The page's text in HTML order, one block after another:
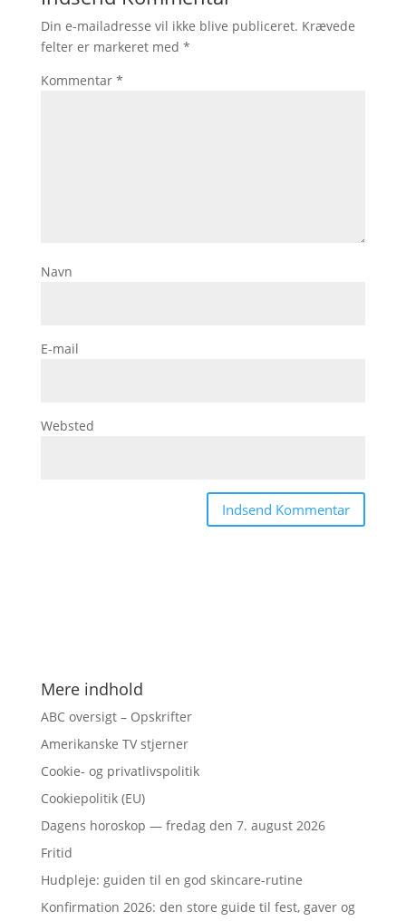
Din e-mailadresse vil ikke blive publiceret. Krævede
felter er markeret med *
Kommentar *
Navn
E-mail
Websted
Mere indhold
ABC oversigt – Opskrifter
Amerikanske TV stjerner
Cookie- og privatlivspolitik
Cookiepolitik (EU)
Dagens horoskop — fredag den 7. august 2026
Fritid
Hudpleje: guiden til en god skincare-rutine
Konfirmation 2026: den store guide til fest, gaver og